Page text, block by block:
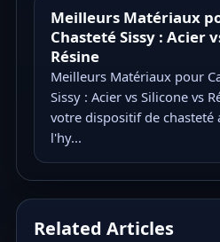
Meilleurs Matériaux
Chasteté Sissy : Acier
Résine
Meilleurs Matériaux pour
Sissy : Acier vs Silicone vs
votre dispositif de chasteté
l'hy...
Related Articles